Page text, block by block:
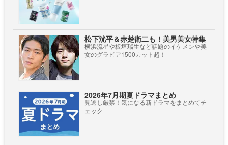
松下洸平＆赤楚衛二も！美男美女特集
横浜流星や板垣瑞生など話題のイケメンや美
女のグラビア1500カット超！
2026年7月期夏ドラマまとめ
見逃し厳禁！気になる新ドラマをまとめてチ
ェック